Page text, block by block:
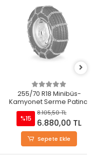
255/70 R18 Minibüs-
Kamyonet Serme Patinaj
Zinciri - M220
8.105,50 TL
6.880,00 TL
Sepete Ekle